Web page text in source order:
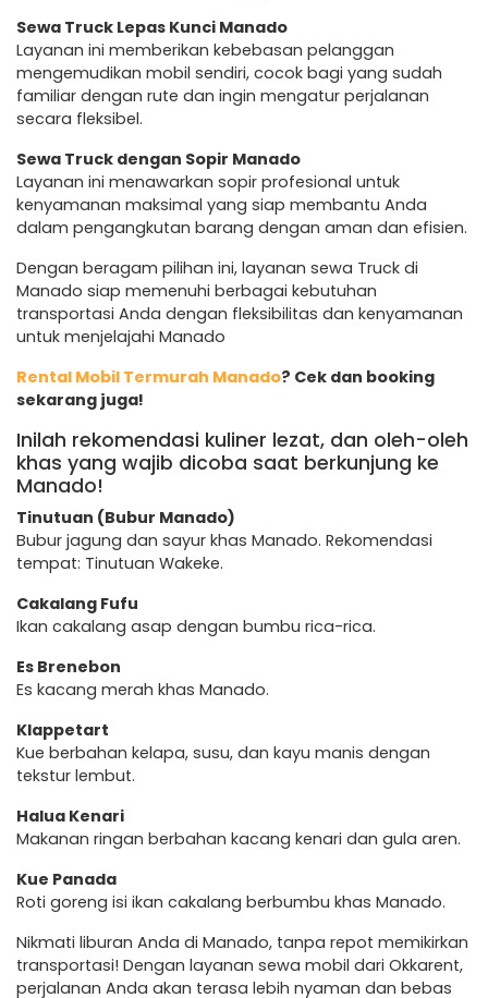
Sewa Truck Lepas Kunci Manado
Layanan ini memberikan kebebasan pelanggan
mengemudikan mobil sendiri, cocok bagi yang sudah
familiar dengan rute dan ingin mengatur perjalanan
secara fleksibel.
Sewa Truck dengan Sopir Manado
Layanan ini menawarkan sopir profesional untuk
kenyamanan maksimal yang siap membantu Anda
dalam pengangkutan barang dengan aman dan efisien.
Dengan beragam pilihan ini, layanan sewa Truck di
Manado siap memenuhi berbagai kebutuhan
transportasi Anda dengan fleksibilitas dan kenyamanan
untuk menjelajahi Manado
Rental Mobil Termurah Manado? Cek dan booking
sekarang juga!
Inilah rekomendasi kuliner lezat, dan oleh-oleh
khas yang wajib dicoba saat berkunjung ke
Manado!
Tinutuan (Bubur Manado)
Bubur jagung dan sayur khas Manado. Rekomendasi
tempat: Tinutuan Wakeke.
Cakalang Fufu
Ikan cakalang asap dengan bumbu rica-rica.
Es Brenebon
Es kacang merah khas Manado.
Klappetart
Kue berbahan kelapa, susu, dan kayu manis dengan
tekstur lembut.
Halua Kenari
Makanan ringan berbahan kacang kenari dan gula aren.
Kue Panada
Roti goreng isi ikan cakalang berbumbu khas Manado.
Nikmati liburan Anda di Manado, tanpa repot memikirkan
transportasi! Dengan layanan sewa mobil dari Okkarent,
perjalanan Anda akan terasa lebih nyaman dan bebas